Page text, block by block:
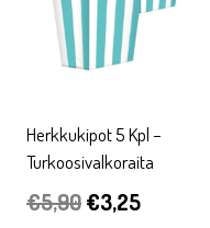
Herkkukipot 5 Kpl –
Turkoosivalkoraita
€5,90Alkuperäinen
€3,25Nykyinen